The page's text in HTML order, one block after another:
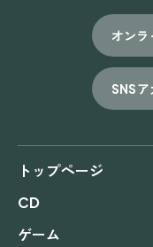
オンラ
SNSア
トップページ
CD
ゲーム